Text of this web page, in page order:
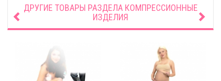
ДРУГИЕ ТОВАРЫ РАЗДЕЛА КОМПРЕССИОННЫЕ
ИЗДЕЛИЯ